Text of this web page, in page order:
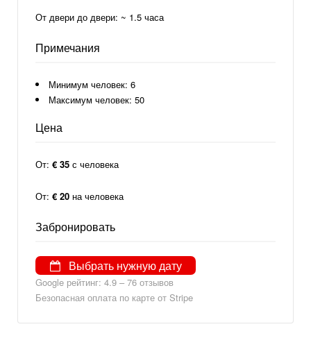
От двери до двери: ~ 1.5 часа
Примечания
Минимум человек: 6
Максимум человек: 50
Цена
От: € 35 с человека
От: € 20 на человека
Забронировать
Выбрать нужную дату
Google рейтинг: 4.9 – ‎76 отзывов
Безопасная оплата по карте от Stripe